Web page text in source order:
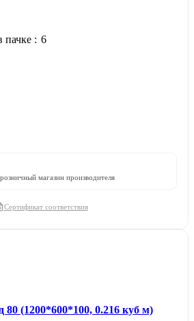
пачке
6
магазин производителя
Сертификат соответствия
80 (1200*600*100, 0.216 куб м)